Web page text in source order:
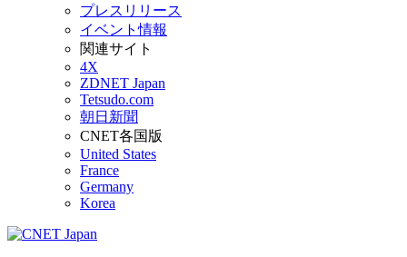
プレスリリース
イベント情報
関連サイト
4X
ZDNET Japan
Tetsudo.com
朝日新聞
CNET各国版
United States
France
Germany
Korea